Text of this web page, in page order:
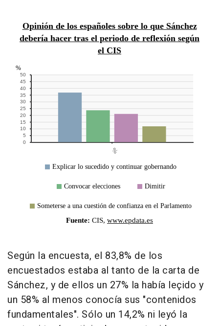
Según la encuesta, el 83,8% de los
encuestados estaba al tanto de la carta de
Sánchez, y de ellos un 27% la había leçido y
un 58% al menos conocía sus "contenidos
fundamentales". Sólo un 14,2% ni leyó la